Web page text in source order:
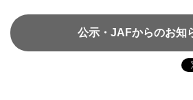
公示・JAFからのお知